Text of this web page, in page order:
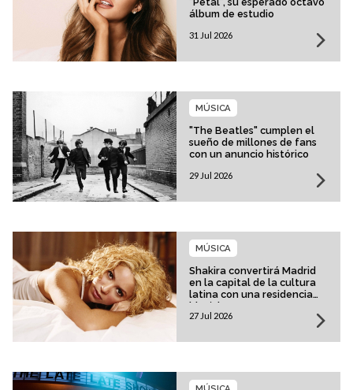
álbum de estudio
31 Jul 2026
"The Beatles" cumplen el
sueño de millones de fans
con un anuncio histórico
MÚSICA
29 Jul 2026
Shakira convertirá Madrid
en la capital de la cultura
latina con una residencia
histórica
MÚSICA
27 Jul 2026